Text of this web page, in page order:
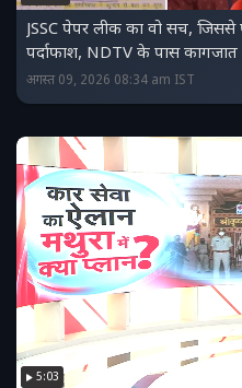
JSSC पेपर लीक का वो सच,
पर्दाफाश, NDTV के पास कागजात
अगस्त 09, 2026 08:34 am IST
5:03